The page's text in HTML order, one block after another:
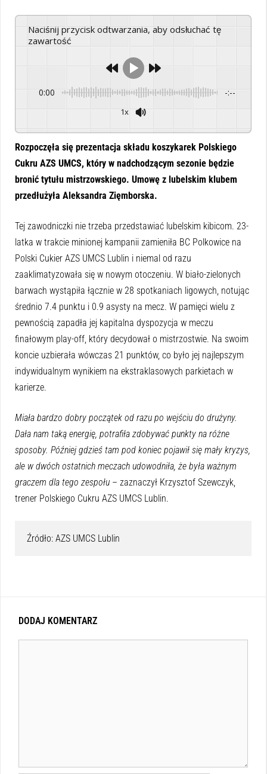
Naciśnij przycisk odtwarzania, aby odsłuchać tę
zawartość
0:00 -:--
1x
Rozpoczęła się prezentacja składu koszykarek Polskiego
Cukru AZS UMCS, który w nadchodzącym sezonie będzie
bronić tytułu mistrzowskiego. Umowę z lubelskim klubem
przedłużyła Aleksandra Zięmborska.
Tej zawodniczki nie trzeba przedstawiać lubelskim kibicom. 23-
latka w trakcie minionej kampanii zamieniła BC Polkowice na
Polski Cukier AZS UMCS Lublin i niemal od razu
zaaklimatyzowała się w nowym otoczeniu. W biało-zielonych
barwach wystąpiła łącznie w 28 spotkaniach ligowych, notując
średnio 7.4 punktu i 0.9 asysty na mecz. W pamięci wielu z
pewnością zapadła jej kapitalna dyspozycja w meczu
finałowym play-off, który decydował o mistrzostwie. Na swoim
koncie uzbierała wówczas 21 punktów, co było jej najlepszym
indywidualnym wynikiem na ekstraklasowych parkietach w
karierze.
Miała bardzo dobry początek od razu po wejściu do drużyny.
Dała nam taką energię, potrafiła zdobywać punkty na różne
sposoby. Później gdzieś tam pod koniec pojawił się mały kryzys,
ale w dwóch ostatnich meczach udowodniła, że była ważnym
graczem dla tego zespołu – zaznaczył Krzysztof Szewczyk,
trener Polskiego Cukru AZS UMCS Lublin.
Źródło: AZS UMCS Lublin
DODAJ KOMENTARZ